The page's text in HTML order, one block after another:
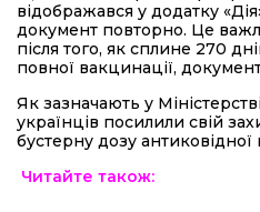
відображався у додатку
документ повторно. Це
після того, як сплине 270
повної вакцинації,
Як зазначають у
українців посилили свій
бустерну дозу
Читайте також: